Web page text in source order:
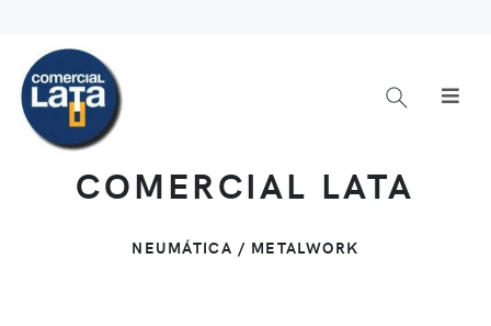
COMERCIAL LATA
NEUMÁTICA / METALWORK